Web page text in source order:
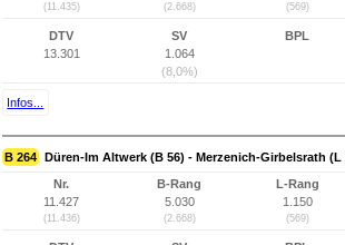
(11.435) (2.668) (569)
DTV
13.301
SV
1.064
(8,0%)
BPL
Infos...
B 264 Düren-Im Altwerk (B 56) - Merzenich-Girbelsrath (L
Nr.
11.427
(11.436)
B-Rang
5.030
(2.668)
L-Rang
1.150
(569)